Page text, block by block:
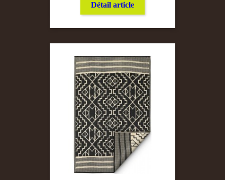
Détail article